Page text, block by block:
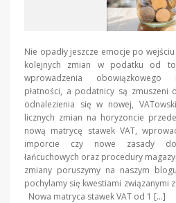
Nie opadły jeszcze emocje po
kolejnych zmian w podatku od
wprowadzenia obowiązkowego
płatności, a podatnicy są zmuszeni
odnalezienia się w nowej,
licznych zmian na horyzoncie
nową matrycę stawek VAT,
imporcie czy nowe zasady
łańcuchowych oraz procedury
zmiany poruszymy na naszym
pochylamy się kwestiami związanymi
Nowa matryca stawek VAT od 1 […]